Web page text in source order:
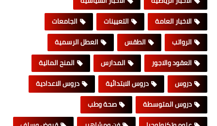
الاخبار العامة
التعيينات
الجامعات
الرواتب
الطقس
العطل الرسمية
العقود والاجور
المدارس
المنح المالية
دروس
دروس الابتدائية
دروس الاعدادية
دروس المتوسطة
صحة وطب